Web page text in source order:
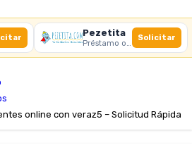
Pezetita
Préstamo online · Aprobación rápida
Solicitar
online con veraz5 – Solicitud Rápida